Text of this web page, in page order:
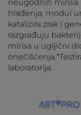
neugodnih mirisa.
hlađenja, modul
katalizira zrak i
razgrađuju
mirisa u ugljični
laboratorija.